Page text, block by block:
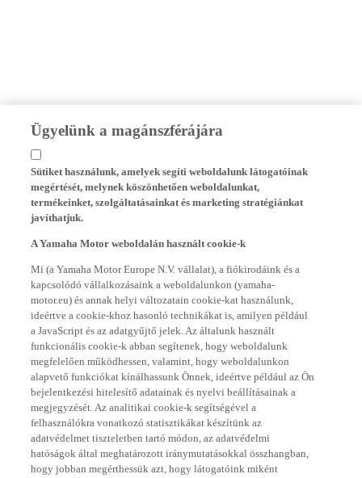
Ügyelünk a magánszférájára
megértését, melynek köszönhetően weboldalunkat,
termékeinket, szolgáltatásainkat és marketing stratégiánkat
kapcsolódó vállalkozásaink a weboldalunkon (yamaha-
motor.eu) és annak helyi változatain cookie-kat használunk,
ideértve a cookie-khoz hasonló technikákat is, amilyen például
a JavaScript és az adatgyűjtő jelek. Az általunk használt
funkcionális cookie-k abban segítenek, hogy weboldalunk
megfelelően működhessen, valamint, hogy weboldalunkon
alapvető funkciókat kínálhassunk Önnek, ideértve például az Ön
bejelentkezési hitelesítő adatainak és nyelvi beállításainak a
megjegyzését. Az analitikai cookie-k segítségével a
felhasználókra vonatkozó statisztikákat készítünk az
hatóságok által meghatározott iránymutatásokkal összhangban,
hogy jobban megérthessük azt, hogy látogatóink miként